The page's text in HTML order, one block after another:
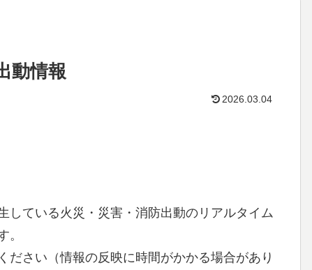
動情報
2026.03.04
している火災・災害・消防出動のリアルタイム
。
さい（情報の反映に時間がかかる場合があり